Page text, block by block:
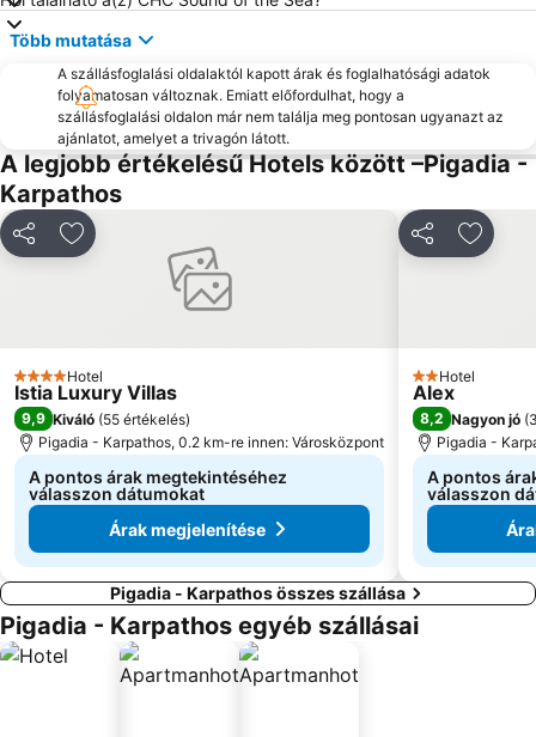
Több mutatása
A szállásfoglalási oldalaktól kapott árak és foglalhatósági adatok
folyamatosan változnak. Emiatt előfordulhat, hogy a
szállásfoglalási oldalon már nem találja meg pontosan ugyanazt az
ajánlatot, amelyet a trivagón látott.
A legjobb értékelésű Hotels között –Pigadia -
Karpathos
MegosztásHozzáadás a kedvencekhez
4 Kategória
Hotel
Istia Luxury Villas
9,9 Kiváló (55 értékelés)
Pigadia - Karpathos, 0.2 km-re innen: Városközpont
A pontos árak megtekintéséhez
válasszon dátumokat
Árak megjelenítése
Megosztás
2 Kategória
Hotel
Alex
8,2 Nagyon jó (
Pigadia -
A pontos
válasszon
Pigadia - Karpathos összes szállása
Pigadia - Karpathos egyéb szállásai